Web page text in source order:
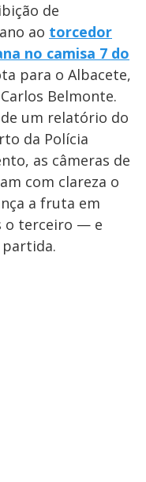
de
ao torcedor
no camisa 7 do
para o Albacete,
Belmonte.
um relatório do
da Polícia
as câmeras de
com clareza o
a fruta em
o terceiro — e